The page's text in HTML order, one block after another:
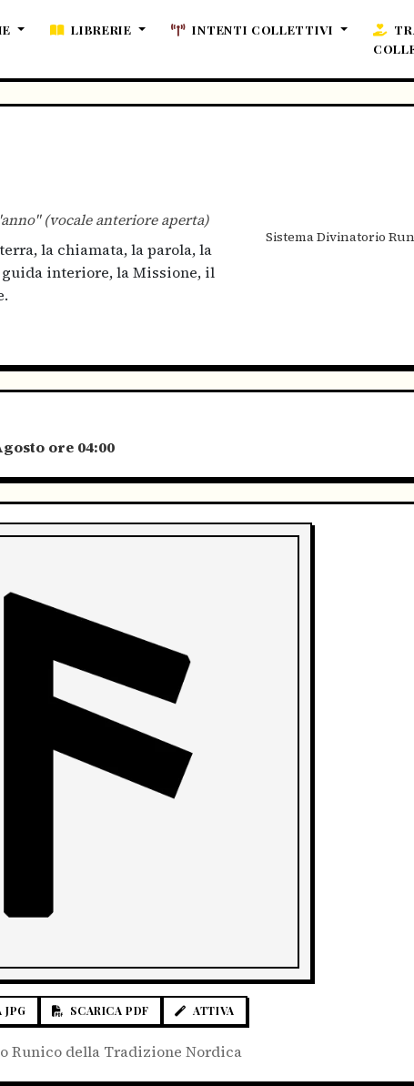
LIBRERIE INTENTI COLLETTIVI
(vocale anteriore aperta)
la chiamata, la parola, la
interiore, la Missione, il
Sistema Divinatorio
ore 04:00
JPG SCARICA PDF ATTIVA
Runico della Tradizione Nordica